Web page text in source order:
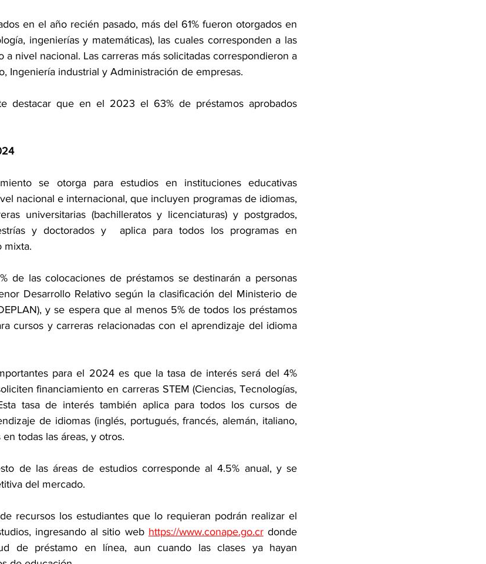
en el año recién pasado, más del 61% fueron otorgados en
ingenierías y matemáticas), las cuales corresponden a las
nivel nacional. Las carreras más solicitadas correspondieron a
Ingeniería industrial y Administración de empresas.
destacar que en el 2023 el 63% de préstamos aprobados
se otorga para estudios en instituciones educativas
nacional e internacional, que incluyen programas de idiomas,
universitarias (bachilleratos y licenciaturas) y postgrados,
y doctorados y  aplica para todos los programas en
mixta.
de las colocaciones de préstamos se destinarán a personas
Desarrollo Relativo según la clasificación del Ministerio de
y se espera que al menos 5% de todos los préstamos
cursos y carreras relacionadas con el aprendizaje del idioma
para el 2024 es que la tasa de interés será del 4%
financiamiento en carreras STEM (Ciencias, Tecnologías,
tasa de interés también aplica para todos los cursos de
de idiomas (inglés, portugués, francés, alemán, italiano,
todas las áreas, y otros.
de las áreas de estudios corresponde al 4.5% anual, y se
del mercado.
recursos los estudiantes que lo requieran podrán realizar el
ingresando al sitio web https://www.conape.go.cr donde
de préstamo en línea, aun cuando las clases ya hayan